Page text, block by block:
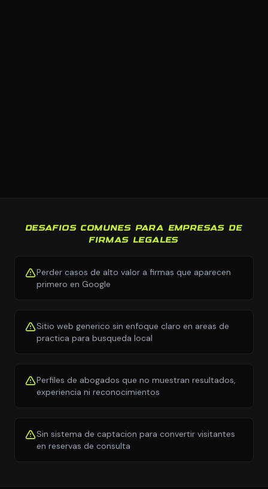
DESAFIOS COMUNES PARA EMPRESAS DE
FIRMAS LEGALES
Perder casos de alto valor a firmas que aparecen
primero en Google
Sitio web generico sin enfoque claro en areas de
practica para busqueda local
Perfiles de abogados que no muestran resultados,
experiencia ni reconocimientos
Sin sistema de captacion para convertir visitantes
en reservas de consulta